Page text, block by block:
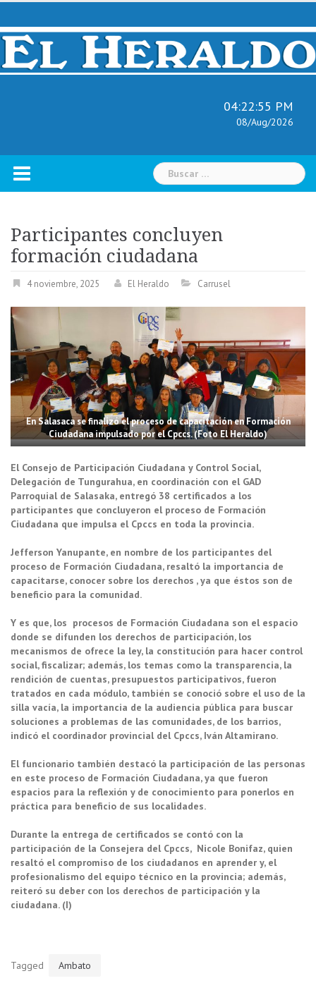
Skip
content
04:22:56 PM
08/Aug/2026
Buscar:
Participantes concluyen
formación ciudadana
4 noviembre, 2025 El Heraldo Carrusel
En Salasaca se finalizó el proceso de capacitación en Formación
Ciudadana impulsado por el Cpccs. (Foto El Heraldo)
El Consejo de Participación Ciudadana y Control Social,
Delegación de Tungurahua, en coordinación con el GAD
Parroquial de Salasaka, entregó 38 certificados a los
participantes que concluyeron el proceso de Formación
Ciudadana que impulsa el Cpccs en toda la provincia.
Jefferson Yanupante, en nombre de los participantes del
proceso de Formación Ciudadana, resaltó la importancia de
capacitarse, conocer sobre los derechos , ya que éstos son de
beneficio para la comunidad.
Y es que, los procesos de Formación Ciudadana son el espacio
donde se difunden los derechos de participación, los
mecanismos de ofrece la ley, la constitución para hacer control
social, fiscalizar; además, los temas como la transparencia, la
rendición de cuentas, presupuestos participativos, fueron
tratados en cada módulo, también se conoció sobre el uso de la
silla vacía, la importancia de la audiencia pública para buscar
soluciones a problemas de las comunidades, de los barrios,
indicó el coordinador provincial del Cpccs, Iván Altamirano.
El funcionario también destacó la participación de las personas
en este proceso de Formación Ciudadana, ya que fueron
espacios para la reflexión y de conocimiento para ponerlos en
práctica para beneficio de sus localidades.
Durante la entrega de certificados se contó con la
participación de la Consejera del Cpccs, Nicole Bonifaz, quien
resaltó el compromiso de los ciudadanos en aprender y, el
profesionalismo del equipo técnico en la provincia; además,
reiteró su deber con los derechos de participación y la
ciudadana. (I)
Tagged Ambato